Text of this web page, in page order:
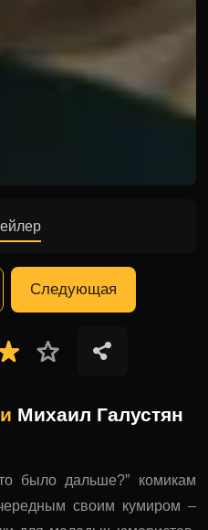
Следующая
Михаил Галустян
было дальше?” комикам
своим кумиром –